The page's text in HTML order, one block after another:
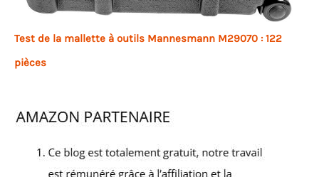
Test de la mallette à outils Mannesmann M29070 : 122
pièces